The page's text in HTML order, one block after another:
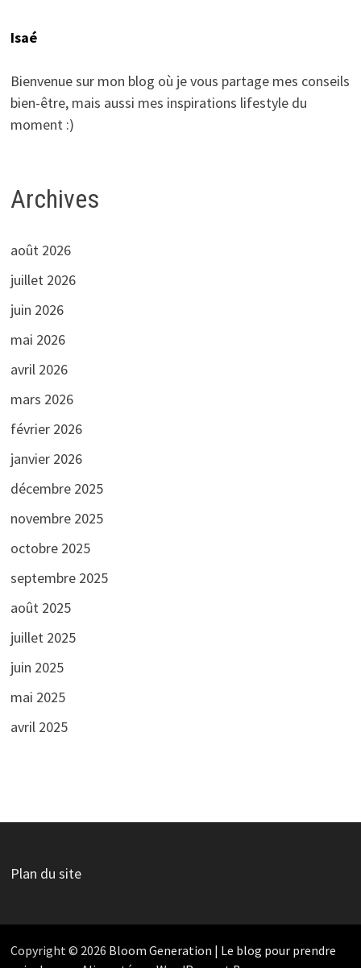
Isaé
Bienvenue sur mon blog où je vous partage mes conseils
bien-être, mais aussi mes inspirations lifestyle du
moment :)
Archives
août 2026
juillet 2026
juin 2026
mai 2026
avril 2026
mars 2026
février 2026
janvier 2026
décembre 2025
novembre 2025
octobre 2025
septembre 2025
août 2025
juillet 2025
juin 2025
mai 2025
avril 2025
Plan du site
Copyright © 2026 Bloom Generation | Le blog pour prendre